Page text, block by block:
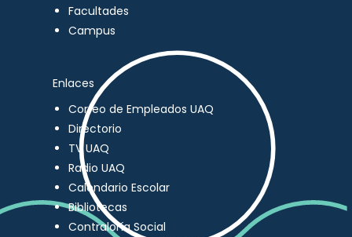
Facultades
Campus
Enlaces
Correo de Empleados UAQ
Directorio
TV UAQ
Radio UAQ
Calendario Escolar
Bibliotecas
Contraloría Social